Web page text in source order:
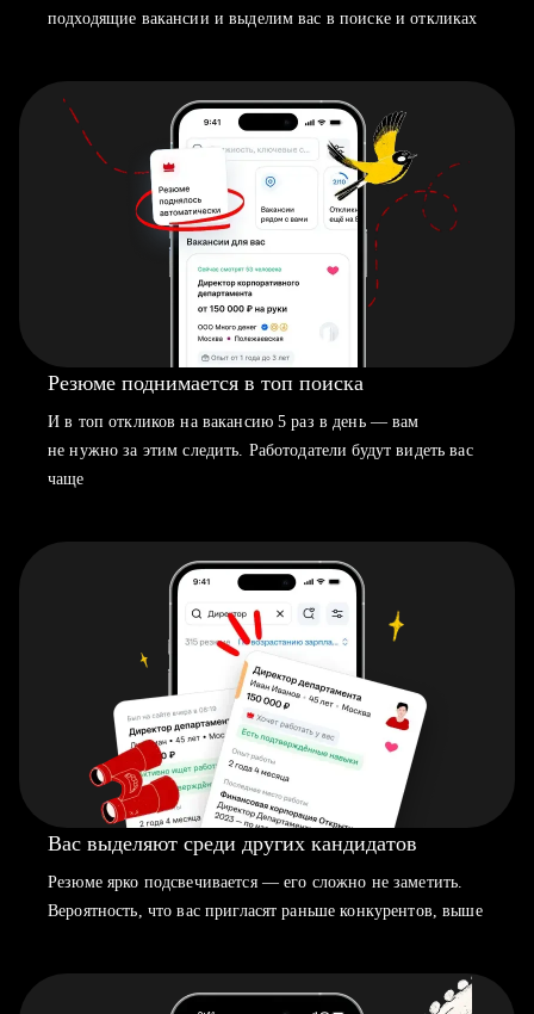
подходящие вакансии и выделим вас в поиске и откликах
Резюме поднимается в топ поиска
И в топ откликов на вакансию 5 раз в день — вам
не нужно за этим следить. Работодатели будут видеть вас
чаще
Вас выделяют среди других кандидатов
Резюме ярко подсвечивается — его сложно не заметить.
Вероятность, что вас пригласят раньше конкурентов, выше